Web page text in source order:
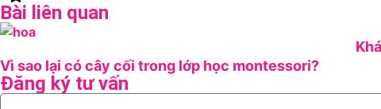
Bài liên quan
Vì sao lại có cây cối trong lớp học montessori?
Đăng ký tư vấn